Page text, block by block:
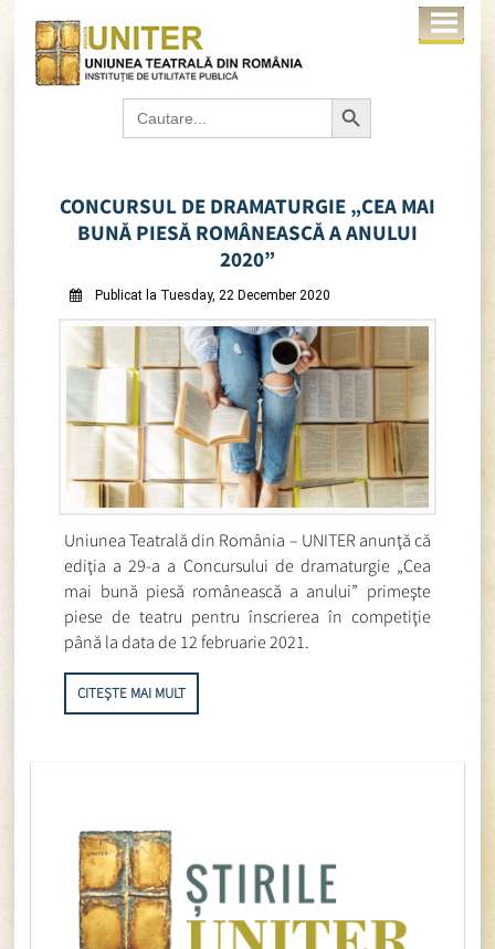
Search
for:
Search Button
CONCURSUL DE DRAMATURGIE „CEA MAI
BUNĂ PIESĂ ROMÂNEASCĂ A ANULUI
2020”
Publicat la Tuesday, 22 December 2020
Uniunea Teatrală din România – UNITER anunţă că
ediţia a 29-a a Concursului de dramaturgie „Cea
mai bună piesă românească a anului” primeşte
piese de teatru pentru înscrierea în competiţie
până la data de 12 februarie 2021.
CITEȘTE MAI MULT